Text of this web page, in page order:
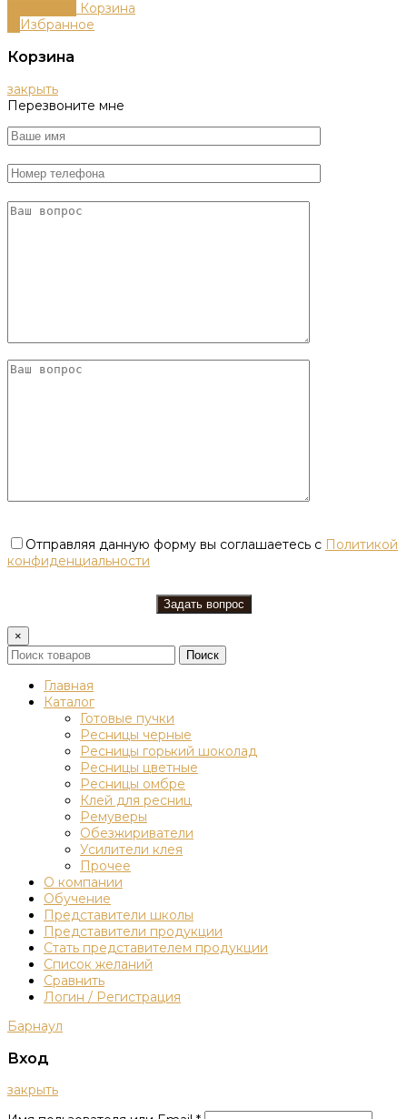
Корзина
Избранное
Корзина
закрыть
Перезвоните мне
Отправляя данную форму вы соглашаетесь с Политикой
конфиденциальности
×
Поиск
Главная
Каталог
Готовые пучки
Ресницы черные
Ресницы горький шоколад
Ресницы цветные
Ресницы омбре
Клей для ресниц
Ремуверы
Обезжириватели
Усилители клея
Прочее
О компании
Обучение
Представители школы
Представители продукции
Стать представителем продукции
Список желаний
Сравнить
Логин / Регистрация
Барнаул
Вход
закрыть